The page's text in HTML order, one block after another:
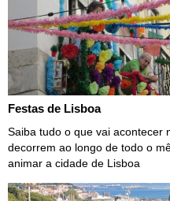
Festas de Lisboa
Saiba tudo o que vai acontecer
decorrem ao longo de todo o
animar a cidade de Lisboa